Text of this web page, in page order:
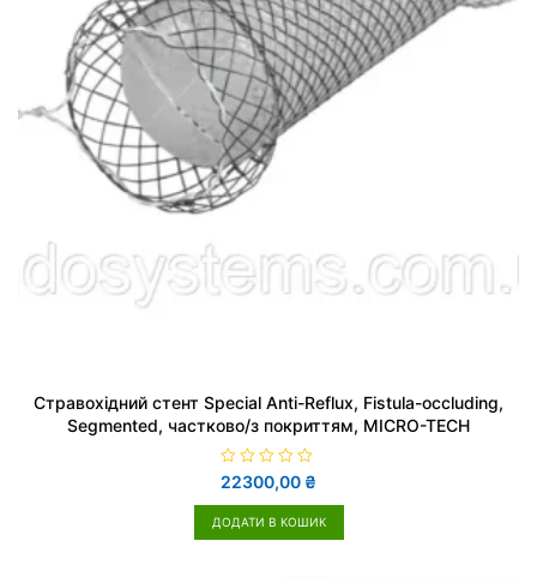
Стравохідний стент Special Anti-Reflux, Fistula-occluding,
Segmented, частково/з покриттям, MICRO-TECH
О
ц
і
н
22300,00 ₴
ДОДАТИ В КОШИК